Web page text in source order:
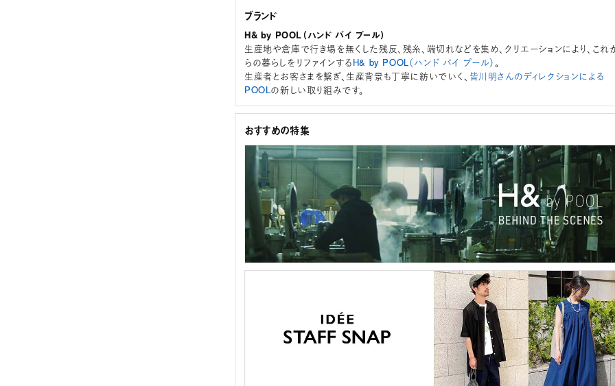
ブランド
H& by POOL（ハンド バイ プール）
生産地や倉庫で行き場を無くした残反、残糸、端切れなどを集め、クリエーションにより、これ
らの暮らしをリファインするH& by POOL（ハンド バイ プール）。
生産者とお客さまを繋ぎ、生産背景も丁寧に紡いでいく、 皆川明さんのディレクションによる
POOLの新しい取り組みです。
おすすめの特集